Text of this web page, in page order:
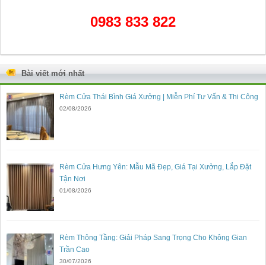
0983 833 822
Bài viết mới nhất
Rèm Cửa Thái Bình Giá Xưởng | Miễn Phí Tư Vấn & Thi Công
02/08/2026
Rèm Cửa Hưng Yên: Mẫu Mã Đẹp, Giá Tại Xưởng, Lắp Đặt
Tận Nơi
01/08/2026
Rèm Thông Tầng: Giải Pháp Sang Trọng Cho Không Gian
Trần Cao
30/07/2026